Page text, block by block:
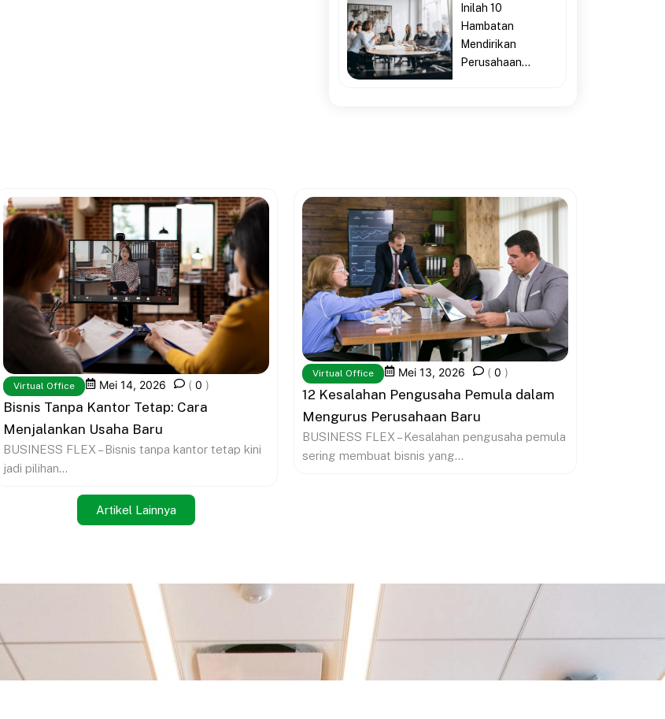
Inilah 10
Hambatan
Mendirikan
Perusahaan...
Virtual Office Mei 14, 2026 ( 0 )
Bisnis Tanpa Kantor Tetap: Cara
Menjalankan Usaha Baru
BUSINESS FLEX – Bisnis tanpa kantor tetap kini
jadi pilihan...
Virtual Office Mei 13, 2026 ( 0 )
12 Kesalahan Pengusaha Pemula dalam
Mengurus Perusahaan Baru
BUSINESS FLEX – Kesalahan pengusaha pemula
sering membuat bisnis yang...
Artikel Lainnya